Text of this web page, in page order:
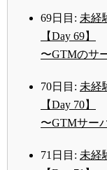
69日目: 未経
【Day 69】
〜GTMのサ
70日目: 未経
【Day 70】
〜GTMサー
71日目: 未経